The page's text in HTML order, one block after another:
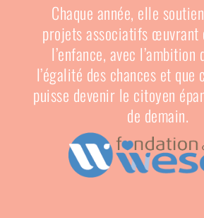
Chaque année, elle
projets associatifs œuvrant
l’enfance, avec l’ambition
l’égalité des chances et que
puisse devenir le citoyen
de demain.